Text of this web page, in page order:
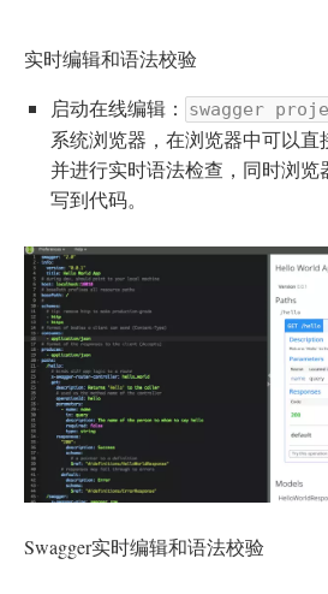
实时编辑和语法校验
启动在线编辑：
swagger
系统浏览器，在浏览器中可以直
并进行实时语法检查，同时浏览
写到代码。
Swagger实时编辑和语法校验